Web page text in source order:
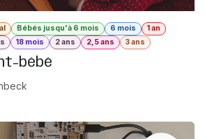
Bébés jusqu'à 6 mois 6 mois
1 an
18 mois 2 ans 2,5 ans 3 ans
bébé